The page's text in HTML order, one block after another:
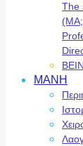
The
ΜΑΝΗ